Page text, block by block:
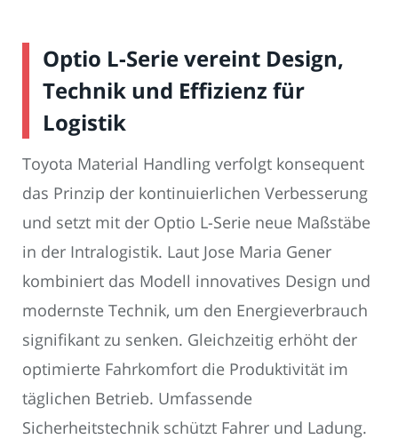
Optio L-Serie vereint Design,
Technik und Effizienz für
Logistik
Toyota Material Handling verfolgt konsequent
das Prinzip der kontinuierlichen Verbesserung
und setzt mit der Optio L-Serie neue Maßstäbe
in der Intralogistik. Laut Jose Maria Gener
kombiniert das Modell innovatives Design und
modernste Technik, um den Energieverbrauch
signifikant zu senken. Gleichzeitig erhöht der
optimierte Fahrkomfort die Produktivität im
täglichen Betrieb. Umfassende
Sicherheitstechnik schützt Fahrer und Ladung.